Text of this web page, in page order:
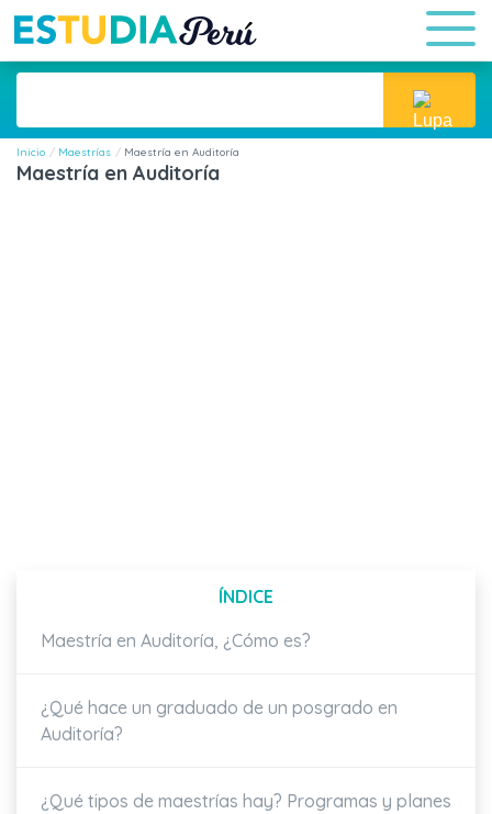
Inicio Maestrías Maestría en Auditoría
Maestría en Auditoría
ÍNDICE
Maestría en Auditoría, ¿Cómo es?
¿Qué hace un graduado de un posgrado en
Auditoría?
¿Qué tipos de maestrías hay? Programas y planes